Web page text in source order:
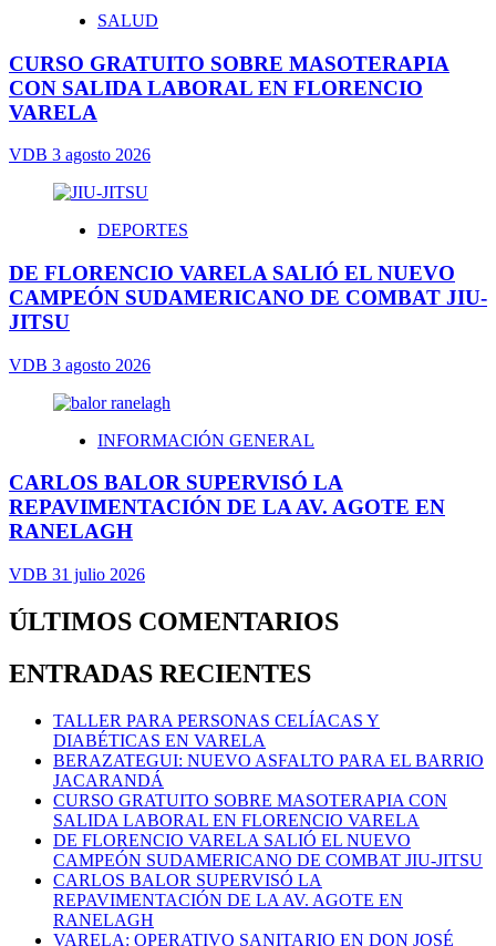
SALUD
CURSO GRATUITO SOBRE MASOTERAPIA
CON SALIDA LABORAL EN FLORENCIO
VARELA
VDB 3 agosto 2026
DEPORTES
DE FLORENCIO VARELA SALIÓ EL NUEVO
CAMPEÓN SUDAMERICANO DE COMBAT JIU-
JITSU
VDB 3 agosto 2026
INFORMACIÓN GENERAL
CARLOS BALOR SUPERVISÓ LA
REPAVIMENTACIÓN DE LA AV. AGOTE EN
RANELAGH
VDB 31 julio 2026
ÚLTIMOS COMENTARIOS
ENTRADAS RECIENTES
TALLER PARA PERSONAS CELÍACAS Y
DIABÉTICAS EN VARELA
BERAZATEGUI: NUEVO ASFALTO PARA EL BARRIO
JACARANDÁ
CURSO GRATUITO SOBRE MASOTERAPIA CON
SALIDA LABORAL EN FLORENCIO VARELA
DE FLORENCIO VARELA SALIÓ EL NUEVO
CAMPEÓN SUDAMERICANO DE COMBAT JIU-JITSU
CARLOS BALOR SUPERVISÓ LA
REPAVIMENTACIÓN DE LA AV. AGOTE EN
RANELAGH
VARELA: OPERATIVO SANITARIO EN DON JOSÉ